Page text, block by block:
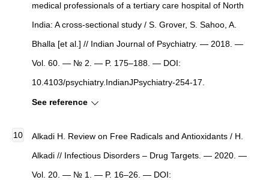
medical professionals of a tertiary care hospital of North
India: A cross-sectional study / S. Grover, S. Sahoo, A.
Bhalla [et al.] // Indian Journal of Psychiatry. — 2018. —
Vol. 60. — № 2. — P. 175–188. — DOI:
10.4103/psychiatry.IndianJPsychiatry-254-17.
See reference
Alkadi H. Review on Free Radicals and Antioxidants / H.
Alkadi // Infectious Disorders – Drug Targets. — 2020. —
Vol. 20. — № 1. — P. 16–26. — DOI: